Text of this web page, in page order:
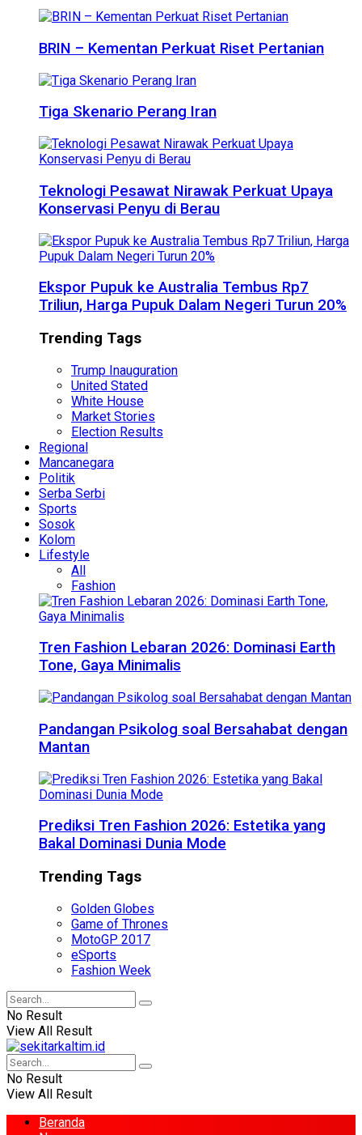
BRIN – Kementan Perkuat Riset Pertanian
Tiga Skenario Perang Iran
Teknologi Pesawat Nirawak Perkuat Upaya
Konservasi Penyu di Berau
Ekspor Pupuk ke Australia Tembus Rp7
Triliun, Harga Pupuk Dalam Negeri Turun 20%
Trending Tags
Trump Inauguration
United Stated
White House
Market Stories
Election Results
Regional
Mancanegara
Politik
Serba Serbi
Sports
Sosok
Kolom
Lifestyle
All
Fashion
Tren Fashion Lebaran 2026: Dominasi Earth
Tone, Gaya Minimalis
Pandangan Psikolog soal Bersahabat dengan
Mantan
Prediksi Tren Fashion 2026: Estetika yang
Bakal Dominasi Dunia Mode
Trending Tags
Golden Globes
Game of Thrones
MotoGP 2017
eSports
Fashion Week
No Result
View All Result
No Result
View All Result
Beranda